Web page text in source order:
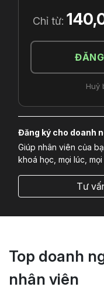
Chỉ từ:
Huỷ
Đăng ký cho doanh
Giúp nhân viên của
khoá học, mọi lúc, mọi
Tư
Top doanh
nhân viên